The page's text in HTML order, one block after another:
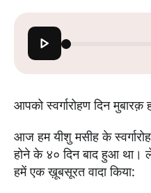
आपको स्वर्गारोहण दिन मुबारक़
आज हम यीशु मसीह के
होने के ४० दिन बाद हुआ था।
हमें एक ख़ूबसूरत वादा किया: